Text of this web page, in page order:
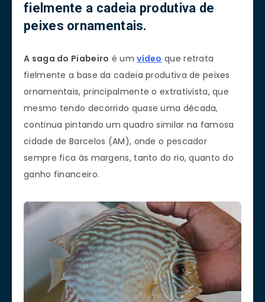
fielmente a cadeia produtiva de
peixes ornamentais.
A saga do Piabeiro é umvídeo que retrata
fielmente a base da cadeia produtiva de peixes
ornamentais, principalmente o extrativista, que
mesmo tendo decorrido quase uma década,
continua pintando um quadro similar na famosa
cidade de Barcelos (AM), onde o pescador
sempre fica às margens, tanto do rio, quanto do
ganho financeiro.